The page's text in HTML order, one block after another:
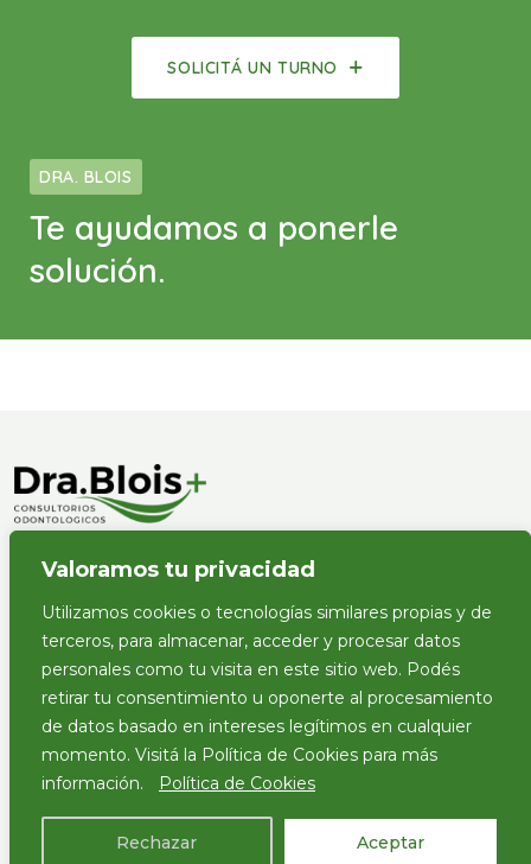
Valoramos tu privacidad
Utilizamos cookies o tecnologías similares propias y de
terceros, para almacenar, acceder y procesar datos
personales como tu visita en este sitio web. Podés
retirar tu consentimiento u oponerte al procesamiento
de datos basado en intereses legítimos en cualquier
momento. Visitá la Política de Cookies para más
información.
Política de Cookies
Rechazar Aceptar
DRA. BLOIS
Te ayudamos a ponerle
solución.
SOLICITÁ UN TURNO
Políticas de privacidad
Aviso legal
NUESTROS HORARIOS
Lunes a viernes 9:00 - 20:00